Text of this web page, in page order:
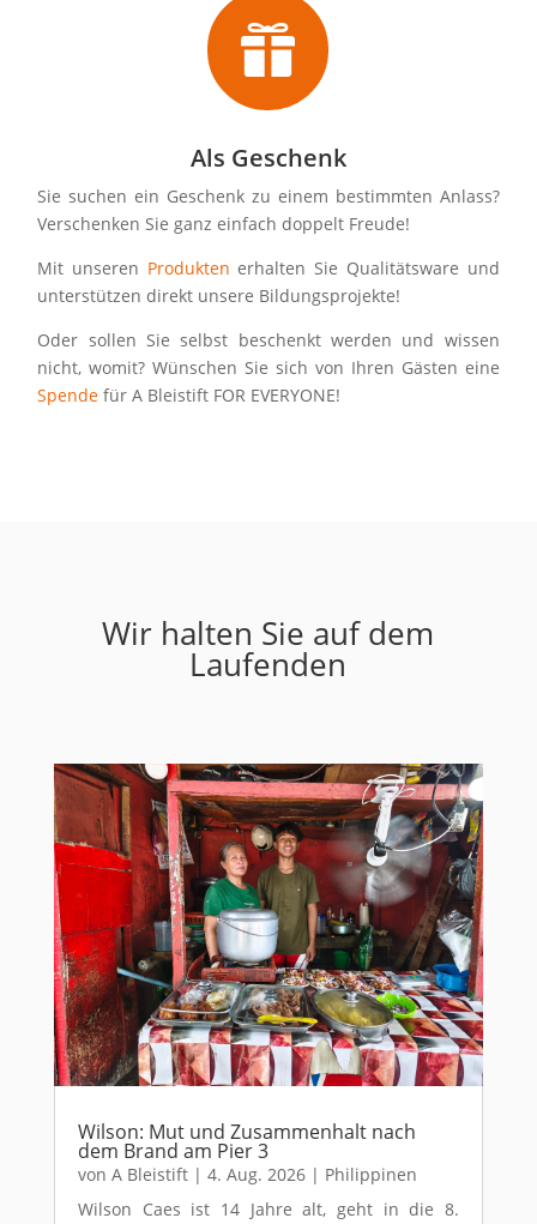

Als Geschenk
Sie suchen ein Geschenk zu einem bestimmten Anlass?
Verschenken Sie ganz einfach doppelt Freude!
Mit unseren Produkten erhalten Sie Qualitätsware und
unterstützen direkt unsere Bildungsprojekte!
Oder sollen Sie selbst beschenkt werden und wissen
nicht, womit? Wünschen Sie sich von Ihren Gästen eine
Spende für A Bleistift FOR EVERYONE!
Wir halten Sie auf dem
Laufenden
Wilson: Mut und Zusammenhalt nach
dem Brand am Pier 3
von A Bleistift| 4. Aug. 2026| Philippinen
Wilson Caes ist 14 Jahre alt, geht in die 8.